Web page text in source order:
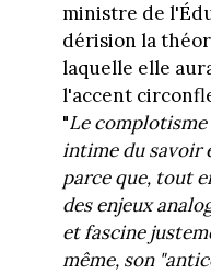
ministre de
dérision la
laquelle elle
l'accent
"Le
intime du savoir
parce que, tout
des enjeux
et fascine
même, son